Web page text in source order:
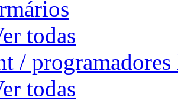
todas
/ programadores
todas